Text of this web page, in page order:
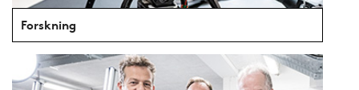
Forskning